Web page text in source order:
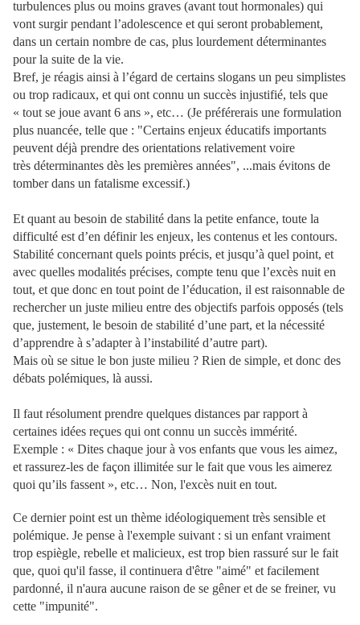
turbulences plus ou moins graves (avant tout hormonales) qui
vont surgir pendant l’adolescence et qui seront probablement,
dans un certain nombre de cas, plus lourdement déterminantes
pour la suite de la vie.
Bref, je réagis ainsi à l’égard de certains slogans un peu simplistes
ou trop radicaux, et qui ont connu un succès injustifié, tels que
« tout se joue avant 6 ans », etc… (Je préférerais une formulation
plus nuancée, telle que : "Certains enjeux éducatifs importants
peuvent déjà prendre des orientations relativement voire
très déterminantes dès les premières années", ...mais évitons de
tomber dans un fatalisme excessif.)
Et quant au besoin de stabilité dans la petite enfance, toute la
difficulté est d’en définir les enjeux, les contenus et les contours.
Stabilité concernant quels points précis, et jusqu’à quel point, et
avec quelles modalités précises, compte tenu que l’excès nuit en
tout, et que donc en tout point de l’éducation, il est raisonnable de
rechercher un juste milieu entre des objectifs parfois opposés (tels
que, justement, le besoin de stabilité d’une part, et la nécessité
d’apprendre à s’adapter à l’instabilité d’autre part).
Mais où se situe le bon juste milieu ? Rien de simple, et donc des
débats polémiques, là aussi.
Il faut résolument prendre quelques distances par rapport à
certaines idées reçues qui ont connu un succès immérité.
Exemple : « Dites chaque jour à vos enfants que vous les aimez,
et rassurez-les de façon illimitée sur le fait que vous les aimerez
quoi qu’ils fassent », etc… Non, l'excès nuit en tout.
Ce dernier point est un thème idéologiquement très sensible et
polémique. Je pense à l'exemple suivant : si un enfant vraiment
trop espiègle, rebelle et malicieux, est trop bien rassuré sur le fait
que, quoi qu'il fasse, il continuera d'être "aimé" et facilement
pardonné, il n'aura aucune raison de se gêner et de se freiner, vu
cette "impunité".